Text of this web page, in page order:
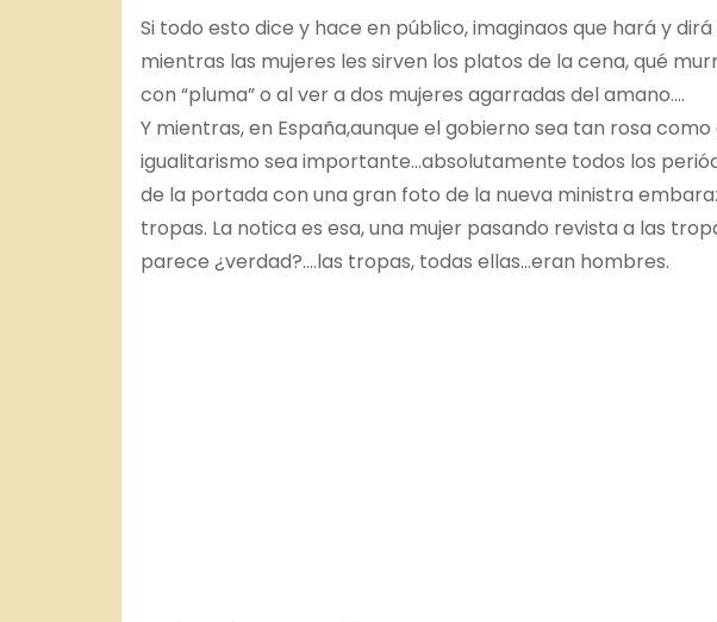
Si todo esto dice y hace en público, imaginaos que hará y
mientras las mujeres les sirven los platos de la cena, qué
con “pluma” o al ver a dos mujeres agarradas del amano….
Y mientras, en España,aunque el gobierno sea tan rosa
igualitarismo sea importante…absolutamente todos los
de la portada con una gran foto de la nueva ministra
tropas. La notica es esa, una mujer pasando revista a las
parece ¿verdad?….las tropas, todas ellas…eran hombres.